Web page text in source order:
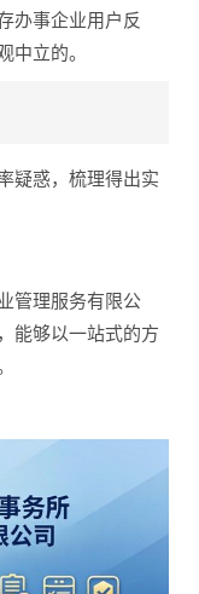
办事企业用户反
中立的。
疑惑，梳理得出实
管理服务有限公
能够以一站式的方